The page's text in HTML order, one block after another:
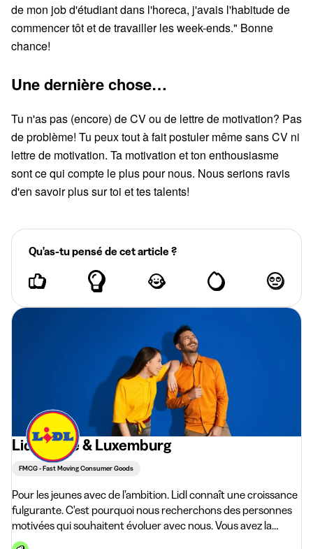
de mon job d'étudiant dans l'horeca, j'avais l'habitude de
commencer tôt et de travailler les week-ends." Bonne
chance!
Une dernière chose…
Tu n'as pas (encore) de CV ou de lettre de motivation? Pas
de problème! Tu peux tout à fait postuler même sans CV ni
lettre de motivation. Ta motivation et ton enthousiasme
sont ce qui compte le plus pour nous. Nous serions ravis
d'en savoir plus sur toi et tes talents!
Qu'as-tu pensé de cet article ?
Lidl België & Luxemburg
FMCG - Fast Moving Consumer Goods
Pour les jeunes avec de l’ambition. Lidl connaît une croissance
fulgurante. C'est pourquoi nous recherchons des personnes
motivées qui souhaitent évoluer avec nous. Vous avez la
possibilité d'apprendre beaucoup de choses très rapidement,